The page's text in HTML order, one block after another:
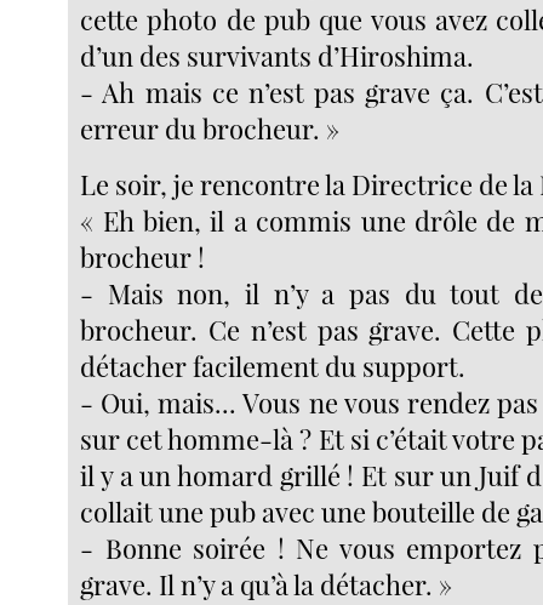
cette photo de pub que vous avez
d’un des survivants d’Hiroshima.
- Ah mais ce n’est pas grave ça.
erreur du brocheur. »
Le soir, je rencontre la Directrice de la
« Eh bien, il a commis une drôle de
brocheur !
- Mais non, il n’y a pas du tout
brocheur. Ce n’est pas grave. Cette
détacher facilement du support.
- Oui, mais... Vous ne vous rendez
sur cet homme-là ? Et si c’était votre
il y a un homard grillé ! Et sur un Juif
collait une pub avec une bouteille de
- Bonne soirée ! Ne vous emportez
grave. Il n’y a qu’à la détacher. »